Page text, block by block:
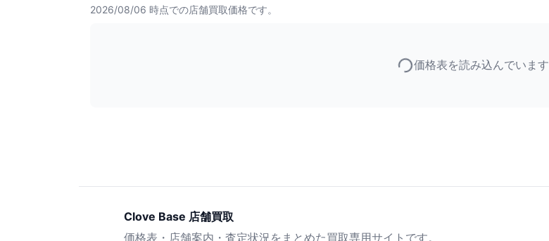
2026/08/06 時点での店舗買取価格です。
価格表を読み込んでいます
Clove Base 店舗買取
価格表・店舗案内・査定状況をまとめた買取専用サイトです。